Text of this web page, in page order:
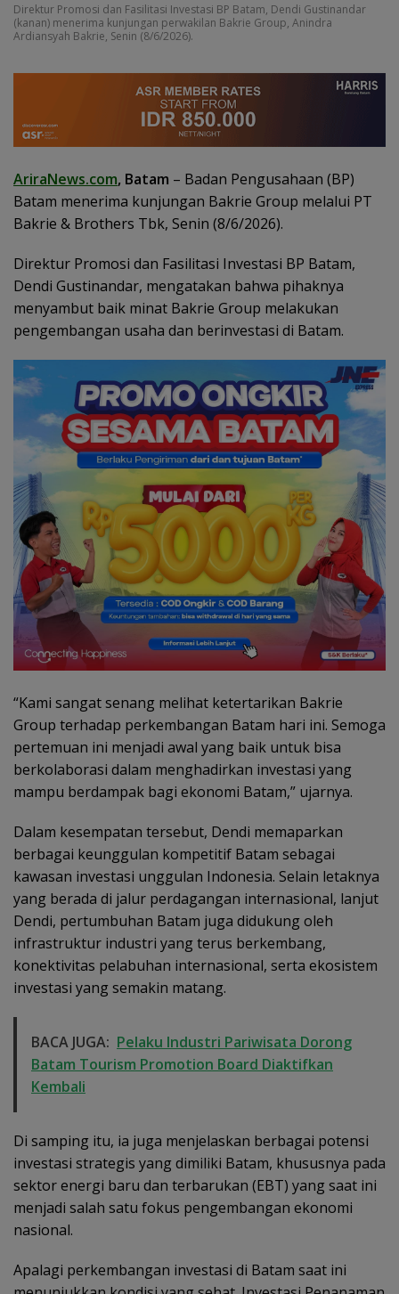
Direktur Promosi dan Fasilitasi Investasi BP Batam, Dendi Gustinandar
(kanan) menerima kunjungan perwakilan Bakrie Group, Anindra
Ardiansyah Bakrie, Senin (8/6/2026).
AriraNews.com, Batam – Badan Pengusahaan (BP)
Batam menerima kunjungan Bakrie Group melalui PT
Bakrie & Brothers Tbk, Senin (8/6/2026).
Direktur Promosi dan Fasilitasi Investasi BP Batam,
Dendi Gustinandar, mengatakan bahwa pihaknya
menyambut baik minat Bakrie Group melakukan
pengembangan usaha dan berinvestasi di Batam.
“Kami sangat senang melihat ketertarikan Bakrie
Group terhadap perkembangan Batam hari ini. Semoga
pertemuan ini menjadi awal yang baik untuk bisa
berkolaborasi dalam menghadirkan investasi yang
mampu berdampak bagi ekonomi Batam,” ujarnya.
Dalam kesempatan tersebut, Dendi memaparkan
berbagai keunggulan kompetitif Batam sebagai
kawasan investasi unggulan Indonesia. Selain letaknya
yang berada di jalur perdagangan internasional, lanjut
Dendi, pertumbuhan Batam juga didukung oleh
infrastruktur industri yang terus berkembang,
konektivitas pelabuhan internasional, serta ekosistem
investasi yang semakin matang.
BACA JUGA: Pelaku Industri Pariwisata Dorong
Batam Tourism Promotion Board Diaktifkan
Kembali
Di samping itu, ia juga menjelaskan berbagai potensi
investasi strategis yang dimiliki Batam, khususnya pada
sektor energi baru dan terbarukan (EBT) yang saat ini
menjadi salah satu fokus pengembangan ekonomi
nasional.
Apalagi perkembangan investasi di Batam saat ini